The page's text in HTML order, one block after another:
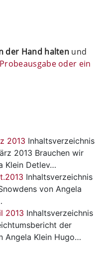
der Hand halten und
Probeausgabe oder ein
2013 Inhaltsverzeichnis
2013 Brauchen wir
Klein Detlev…
Inhaltsverzeichnis
von Angela
2013 Inhaltsverzeichnis
der
Angela Klein Hugo…